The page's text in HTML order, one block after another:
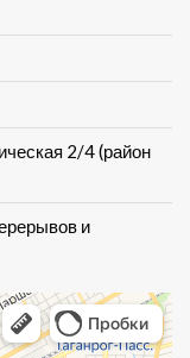
2/4 (район
и